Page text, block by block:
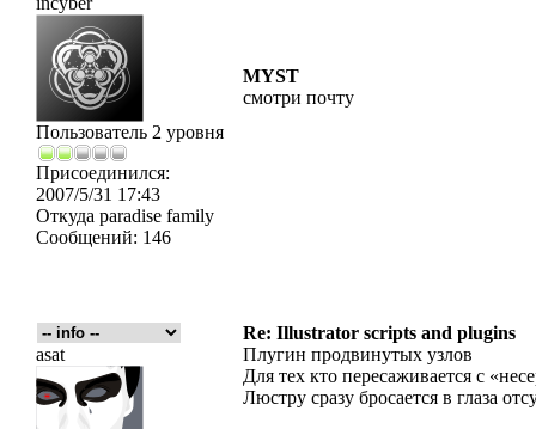
Пользователь 2 уровня
Присоединился:
2007/5/31 17:43
Откуда paradise family
Сообщений: 146
MYST
смотри почту
Re: Illustrator scripts and plugins
asat
Плугин продвинутых узлов
Для тех кто пересаживается с
Люстру сразу бросается в глаза